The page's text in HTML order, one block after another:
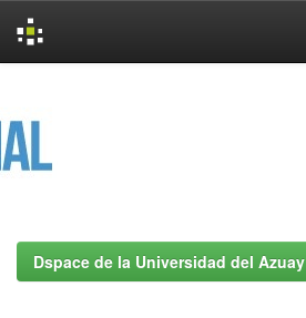
Dspace de la Universidad del Azuay